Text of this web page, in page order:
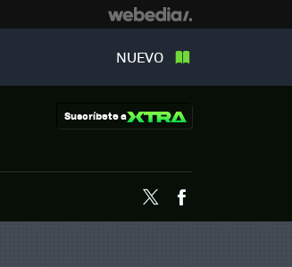
NUEVO
Suscríbete a
Twitter